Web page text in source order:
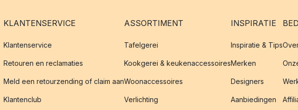
KLANTENSERVICE
Klantenservice
Retouren en reclamaties
Meld een retourzending of claim aan
Klantenclub
ASSORTIMENT
Tafelgerei
Kookgerei & keukenaccessoires
Woonaccessoires
Verlichting
INSPIRATIE
Inspiratie & Tips
Merken
Designers
Aanbiedingen